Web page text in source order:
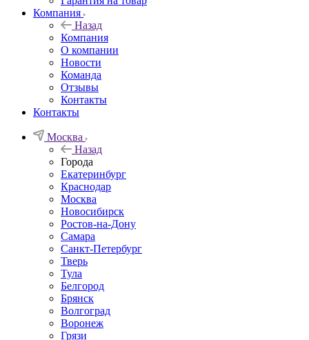
Компания
Назад
Компания
О компании
Новости
Команда
Отзывы
Контакты
Контакты
Москва
Назад
Города
Екатеринбург
Краснодар
Москва
Новосибирск
Ростов-на-Дону
Самара
Санкт-Петербург
Тверь
Тула
Белгород
Брянск
Волгоград
Воронеж
Грязи